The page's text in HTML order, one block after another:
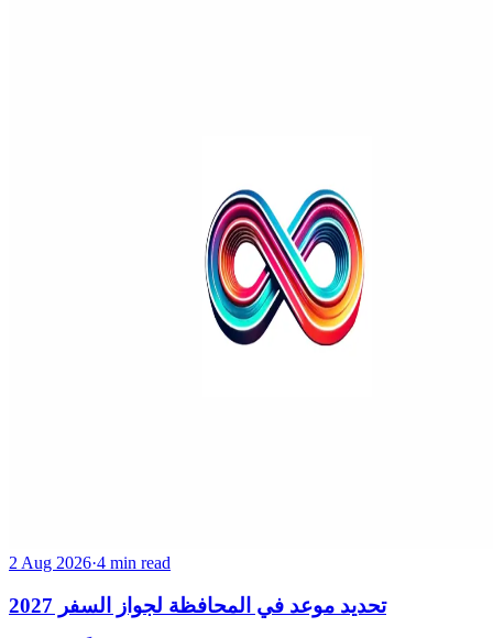
2 Aug 2026·4 min read
تحديد موعد في المحافظة لجواز السفر 2027